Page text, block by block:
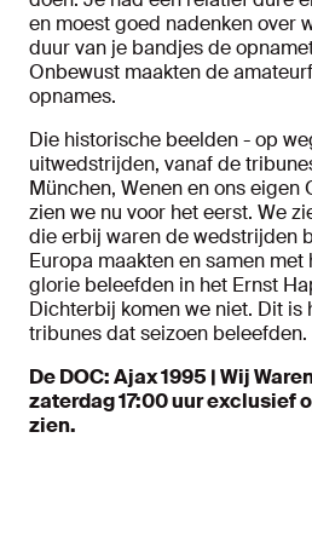
en moest goed nadenken over
duur van je bandjes de
Onbewust maakten de
opnames.
Die historische beelden - op
uitwedstrijden, vanaf de
München, Wenen en ons eigen
zien we nu voor het eerst. We
die erbij waren de wedstrijden
Europa maakten en samen
glorie beleefden in het Ernst
Dichterbij komen we niet. Dit is
tribunes dat seizoen beleefden.
De DOC: Ajax 1995 | Wij
zaterdag 17:00 uur exclusief
zien.